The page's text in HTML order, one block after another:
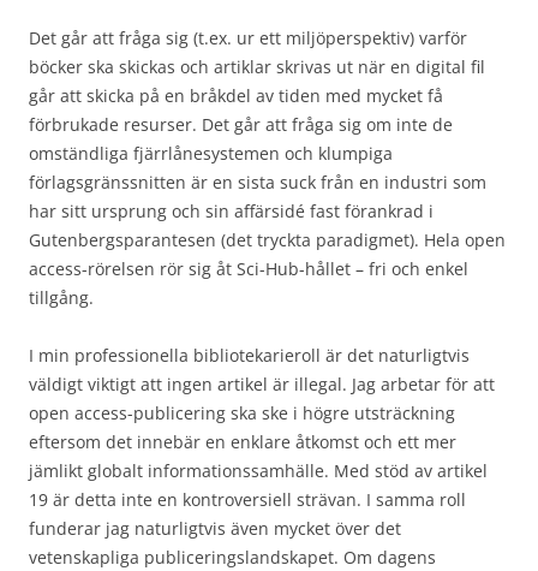
Det går att fråga sig (t.ex. ur ett miljöperspektiv) varför
böcker ska skickas och artiklar skrivas ut när en digital fil
går att skicka på en bråkdel av tiden med mycket få
förbrukade resurser. Det går att fråga sig om inte de
omständliga fjärrlånesystemen och klumpiga
förlagsgränssnitten är en sista suck från en industri som
har sitt ursprung och sin affärsidé fast förankrad i
Gutenbergsparantesen (det tryckta paradigmet). Hela open
access-rörelsen rör sig åt Sci-Hub-hållet – fri och enkel
tillgång.
I min professionella bibliotekarieroll är det naturligtvis
väldigt viktigt att ingen artikel är illegal. Jag arbetar för att
open access-publicering ska ske i högre utsträckning
eftersom det innebär en enklare åtkomst och ett mer
jämlikt globalt informationssamhälle. Med stöd av artikel
19 är detta inte en kontroversiell strävan. I samma roll
funderar jag naturligtvis även mycket över det
vetenskapliga publiceringslandskapet. Om dagens